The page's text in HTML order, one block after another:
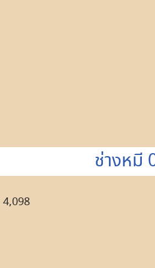
ช่างหมี
4,098